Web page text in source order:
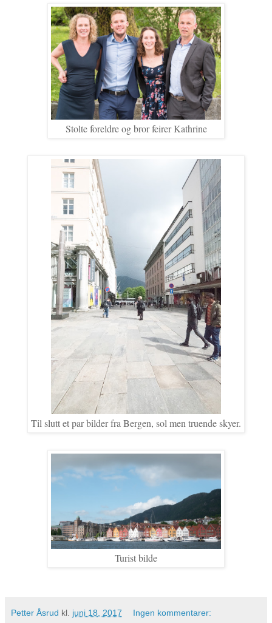
Stolte foreldre og bror feirer Kathrine
Til slutt et par bilder fra Bergen, sol men truende skyer.
Turist bilde
Petter Åsrud kl. juni 18, 2017 Ingen kommentarer: